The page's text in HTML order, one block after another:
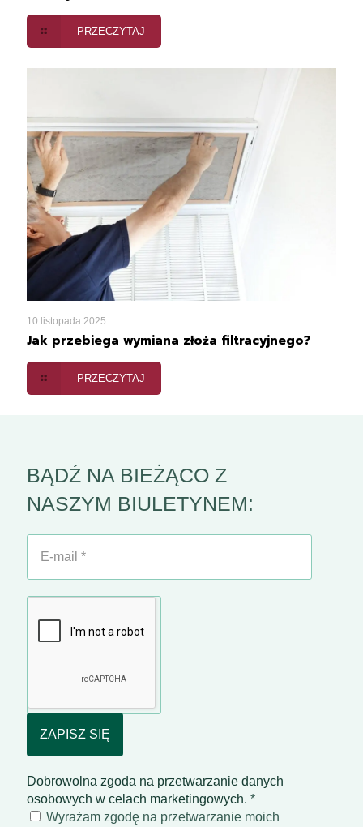
PRZECZYTAJ
10 listopada 2025
Jak przebiega wymiana złoża filtracyjnego?
PRZECZYTAJ
BĄDŹ NA BIEŻĄCO Z
NASZYM BIULETYNEM:
E-
mail
Dobrowolna zgoda na przetwarzanie danych
osobowych w celach marketingowych. *